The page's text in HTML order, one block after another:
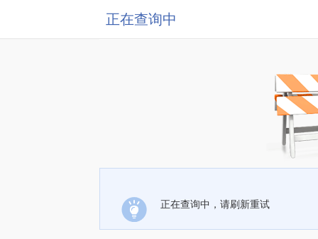
正在查询中
正在查询中，请刷新重试